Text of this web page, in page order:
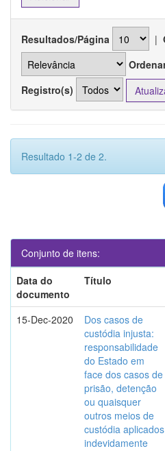
Resultados/Página |
Registro(s)
Resultado 1-2 de 2.
Conjunto de itens:
Data do
documento
Título
15-Dec-2020
Dos casos de
custódia injusta:
responsabilidade
do Estado em
face dos casos de
prisão, detenção
ou quaisquer
outros meios de
custódia aplicados
indevidamente